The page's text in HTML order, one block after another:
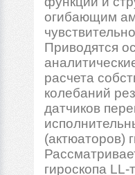
огибающим
Приводятся
расчета
колебаний
датчиков
(актюаторов)
гироскопа